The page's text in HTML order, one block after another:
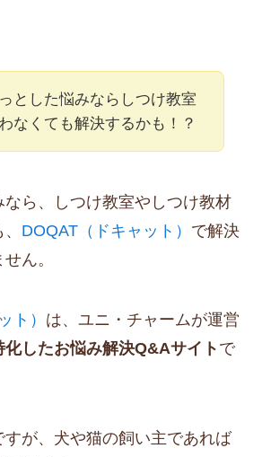
とした悩みならしつけ教室
なくても解決するかも！？
なら、しつけ教室やしつけ教材
DOQAT（ドキャット） で解決
ん。
ト） は、ユニ・チャームが運営
化したお悩み解決Q&Aサイト で
が、犬や猫の飼い主であれば